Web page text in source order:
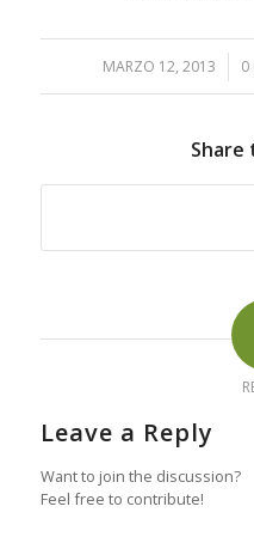
MARZO 12, 2013
/ 0
Leave a Reply
Want to join the discussion?
Feel free to contribute!